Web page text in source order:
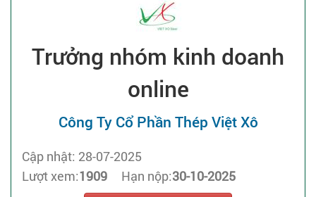
Trưởng nhóm kinh doanh
online
Công Ty Cổ Phần Thép Việt Xô
Cập nhật: 28-07-2025
Lượt xem:1909 Hạn nộp:30-10-2025